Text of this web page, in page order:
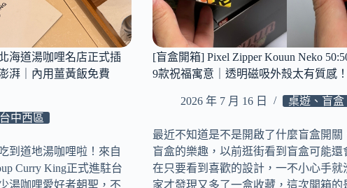
｜
原
來
一
碗
神
粉
好
吃
的
海道湯咖哩名店正式插
湃｜內用薑黃飯免費
台中西區
到道地湯咖哩啦！來自
Curry King正式進駐台
湯咖哩愛好者朝聖，不
[盲盒開箱] Pixel Zipper Kouun Neko
9款祝福寓意｜透明磁吸外殼太有質感！
2026 年 7 月 16 日 桌遊、盲盒
最近不知道是不是開啟了什麼盲盒開關
盲盒的樂趣，以前逛街看到盲盒可能還
在只要看到喜歡的設計，一不小心手就
家才發現又多了一盒收藏，這次開箱的